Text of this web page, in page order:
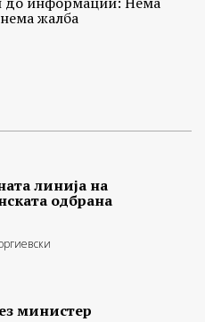
жалба
линија на
одбрана
министер